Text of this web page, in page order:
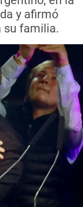
y afirmó
su familia.